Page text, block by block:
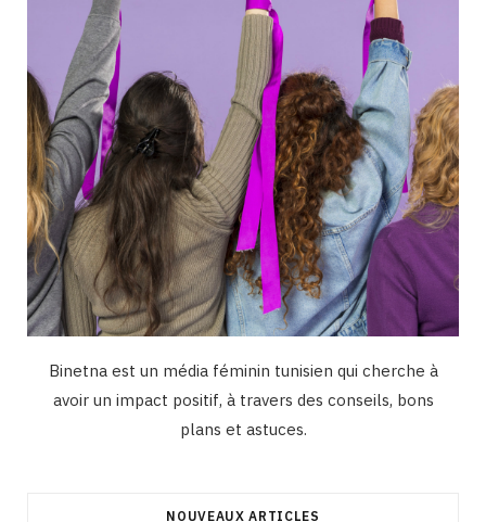
Binetna est un média féminin tunisien qui cherche à
avoir un impact positif, à travers des conseils, bons
plans et astuces.
NOUVEAUX ARTICLES